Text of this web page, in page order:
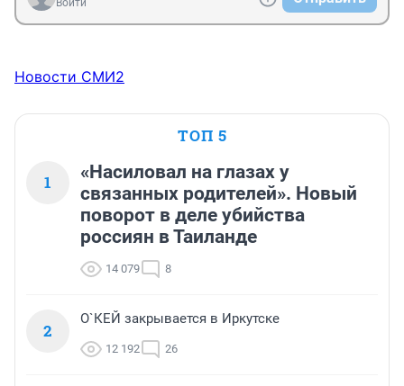
Новости СМИ2
ТОП 5
1
«Насиловал на глазах у
связанных родителей». Новый
поворот в деле убийства
россиян в Таиланде
14 079 8
2
О`КЕЙ закрывается в Иркутске
12 192 26